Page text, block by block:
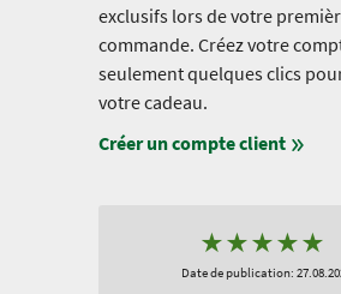
exclusifs lors de votre
commande. Créez votre
seulement quelques clics
votre cadeau.
Créer un compte client
★★★★★
Date de publication: